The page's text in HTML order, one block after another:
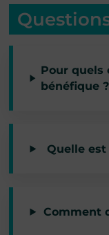
Pour quels
bénéfique ?
Quelle est
Comment